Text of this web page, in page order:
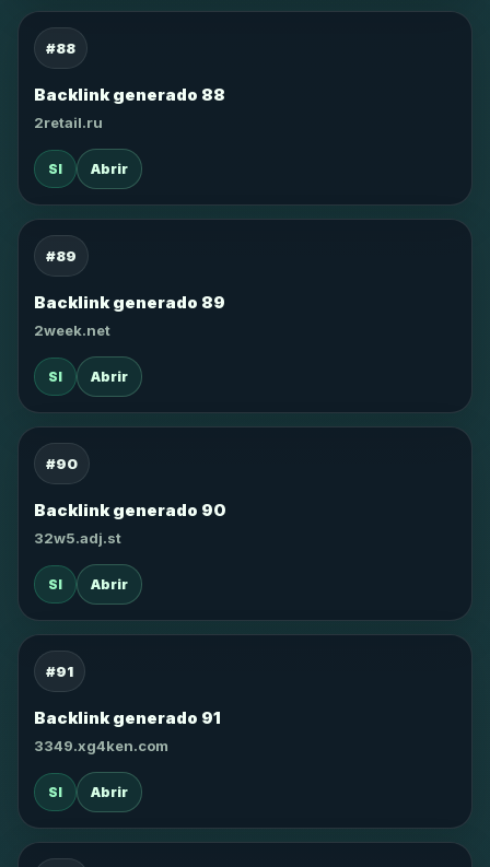
#88
Backlink generado 88
2retail.ru
SI Abrir
#89
Backlink generado 89
2week.net
SI Abrir
#90
Backlink generado 90
32w5.adj.st
SI Abrir
#91
Backlink generado 91
3349.xg4ken.com
SI Abrir